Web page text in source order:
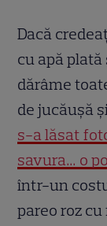
Dacă
cu apă
dărâme
de jucăușă
s-a lăsat
savura… o
într-un
pareo roz